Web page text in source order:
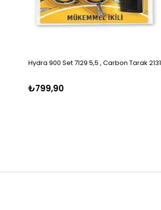
Hydra 900 Set 7129 5,5 , Carbon Tarak 2131
₺799,90